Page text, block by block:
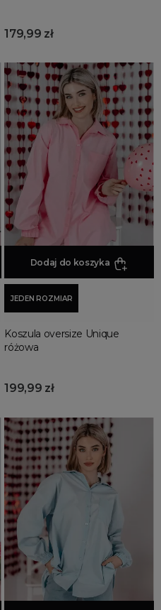
179,99 zł
Dodaj do koszyka
JEDEN ROZMIAR
Koszula oversize Unique
różowa
199,99 zł